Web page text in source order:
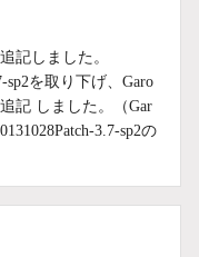
記しました。
sp2を取り下げ、Garo
記 しました。（Gar
3.7-sp2の